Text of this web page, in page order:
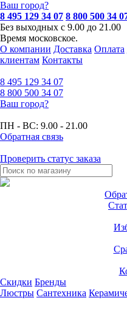
Ваш город?
8 495 129 34 07 8 800 500 34
Без выходных с 9.00 до 21.00
Время московское.
О компании Доставка Оплата
клиентам Контакты
8 495 129 34 07
8 800 500 34 07
Ваш город?
ПН - ВС: 9.00 - 21.00
Обратная связь
Проверить статус заказа
Скидки Бренды
Люстры Сантехника